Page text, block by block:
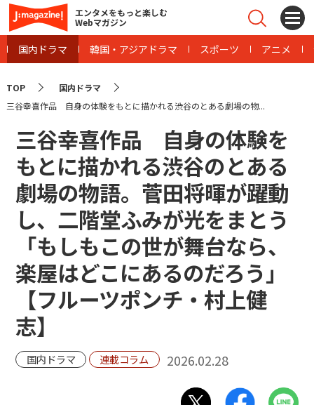
エンタメをもっと楽しむ
Webマガジン
国内ドラマ 韓国・アジアドラマ スポーツ アニメ
TOP
国内ドラマ
三谷幸喜作品 自身の体験をもとに描かれる渋谷のとある劇場の物...
三谷幸喜作品 自身の体験を
もとに描かれる渋谷のとある
劇場の物語。菅田将暉が躍動
し、二階堂ふみが光をまとう
「もしもこの世が舞台なら、
楽屋はどこにあるのだろう」
【フルーツポンチ・村上健
志】
国内ドラマ 連載コラム 2026.02.28